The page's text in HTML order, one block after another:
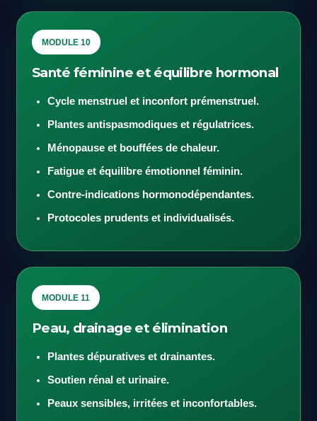
MODULE 10
Santé féminine et équilibre hormonal
Cycle menstruel et inconfort prémenstruel.
Plantes antispasmodiques et régulatrices.
Ménopause et bouffées de chaleur.
Fatigue et équilibre émotionnel féminin.
Contre-indications hormonodépendantes.
Protocoles prudents et individualisés.
MODULE 11
Peau, drainage et élimination
Plantes dépuratives et drainantes.
Soutien rénal et urinaire.
Peaux sensibles, irritées et inconfortables.